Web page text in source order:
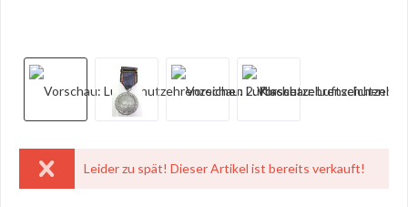
Leider zu spät! Dieser Artikel ist bereits verkauft!